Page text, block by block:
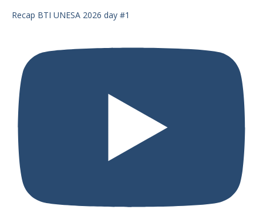
Recap BTI UNESA 2026 day #1